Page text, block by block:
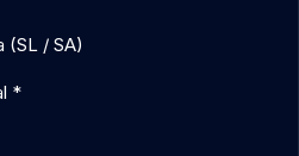
(SL / SA)
*